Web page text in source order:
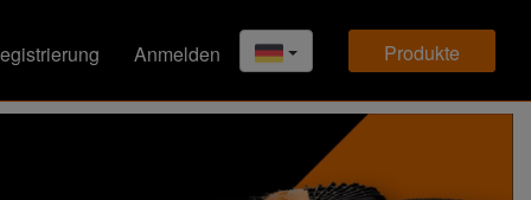
produkte
Anmelden